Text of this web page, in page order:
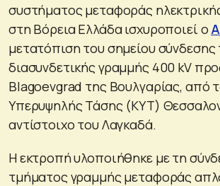
συστήματος μεταφοράς
στη Βόρεια Ελλάδα ισχυροποιεί ο
μετατόπιση του σημείου σύνδεσης
διασυνδετικής γραμμής 400 kV
Blagoevgrad της Βουλγαρίας, από
Υπερυψηλής Τάσης (ΚΥΤ)
αντίστοιχο του Λαγκαδά.
Η εκτροπή υλοποιήθηκε με τη
τμήματος γραμμής μεταφοράς